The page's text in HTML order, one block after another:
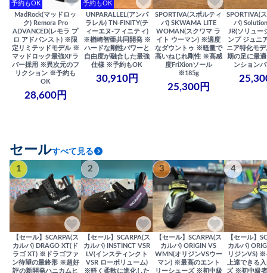
予約もOK
MadRock(マッドロッ
ク) Remora Pro
ADVANCED(レモラ プ
ロ アドバンスト) ※限
定リミテッドモデル ※
マッドロック最強XFラ
バー採用 ※異次元のフ
リクション ※予約も
OK
28,600円
予約もOK
UNPARALLEL(アンパ
ラレル) TN-FINITY(テ
ィーエヌ-フィニティ)
※楢崎智亜共同開発 ※
ハードな剛性パワーと
自由度が融合した最強
仕様 ※予約もOK
30,910円
SPORTIVA(スポルティ
バ) SKWAMA LITE
WOMAN(スクワマ ラ
イト ウーマン) ※適度
なダウントゥ ※軽量で
高いねじれ剛性 ※高感
度FriXionソール
※185g
25,300円
SPORTIVA(
バ)
JR(ソリュー
ンプ ジュニ
ニア特化モ
期の足に最
ンション
セールすべて見る
1
【セール】SCARPA(ス
カルパ) DRAGO XT(ド
ラゴ XT) ※ドラゴファ
ン待望の最終形 ※超好
評の新開発ハニカムヒ
2
【セール】SCARPA(ス
カルパ) INSTINCT VSR
LV(インスティンクト
VSR ローボリューム)
※軽く柔軟に進化した
3
【セール】SCARPA(ス
カルパ) ORIGIN VS
WMN(オリジンVSウー
マン) ※最高のエント
リーシューズ ※初中級
4
【セール】
カルパ)
リジンVS) ※
上達できる
ズ ※初中級